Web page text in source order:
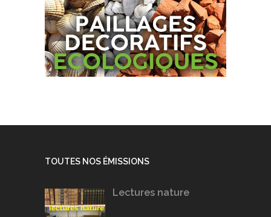
TOUTES NOS ÉMISSIONS
Lectures nature